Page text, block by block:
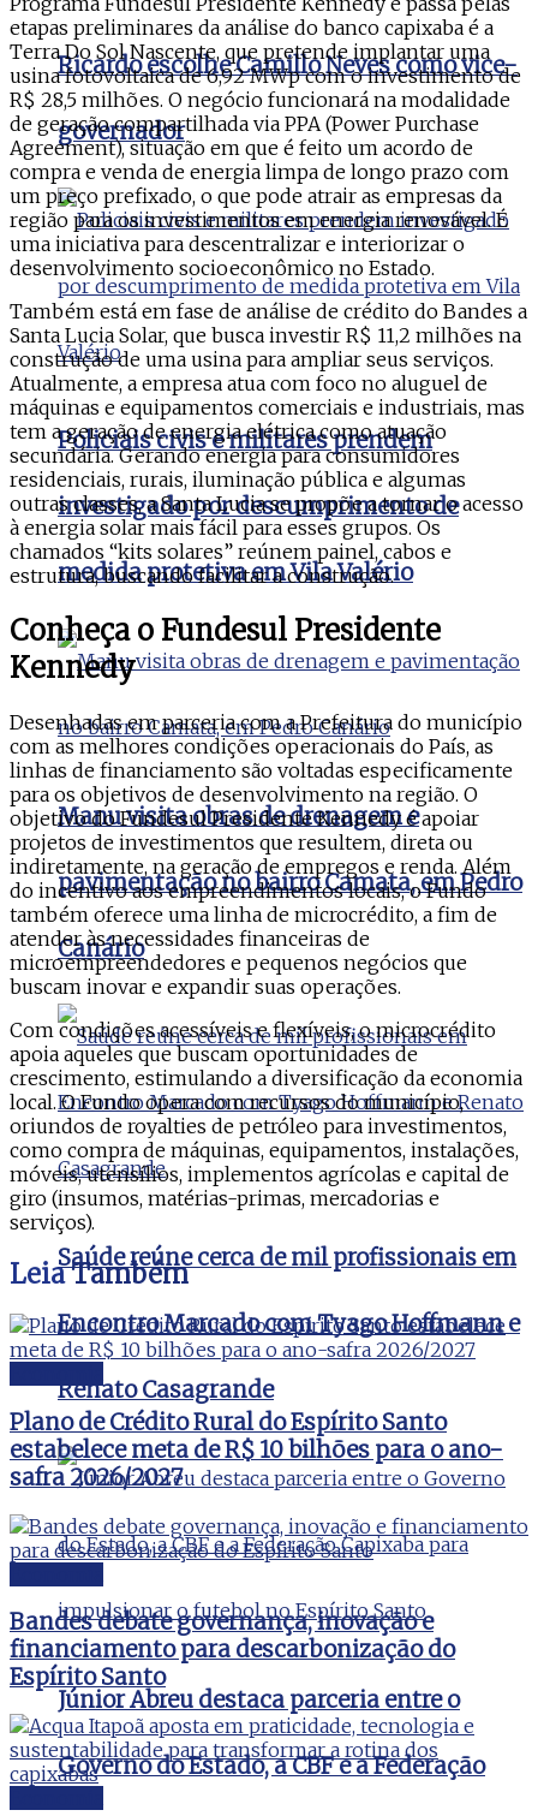
Ricardo escolhe Camillo Neves como vice-
governador
Policiais civis e militares prendem
investigado por descumprimento de
medida protetiva em Vila Valério
Manu visita obras de drenagem e
pavimentação no bairro Camata, em Pedro
Canário
Saúde reúne cerca de mil profissionais em
Encontro Marcado com Tyago Hoffmann e
Renato Casagrande
Júnior Abreu destaca parceria entre o
Governo do Estado, a CBF e a Federação
etapas preliminares da análise do banco capixaba é a
Terra Do Sol Nascente, que pretende implantar uma
usina fotovoltaica de 6,92 MWp com o investimento de
R$ 28,5 milhões. O negócio funcionará na modalidade
de geração compartilhada via PPA (Power Purchase
Agreement), situação em que é feito um acordo de
compra e venda de energia limpa de longo prazo com
um preço prefixado, o que pode atrair as empresas da
região para os investimentos em energia renovável. É
uma iniciativa para descentralizar e interiorizar o
desenvolvimento socioeconômico no Estado.
Também está em fase de análise de crédito do Bandes a
Santa Lucia Solar, que busca investir R$ 11,2 milhões na
construção de uma usina para ampliar seus serviços.
Atualmente, a empresa atua com foco no aluguel de
máquinas e equipamentos comerciais e industriais, mas
tem a geração de energia elétrica como atuação
secundária. Gerando energia para consumidores
residenciais, rurais, iluminação pública e algumas
outras classes, a Santa Lucia se propõe a tornar o acesso
à energia solar mais fácil para esses grupos. Os
chamados “kits solares” reúnem painel, cabos e
estrutura, buscando facilitar a construção.
Conheça o Fundesul Presidente
Kennedy
Desenhadas em parceria com a Prefeitura do município
com as melhores condições operacionais do País, as
linhas de financiamento são voltadas especificamente
para os objetivos de desenvolvimento na região. O
objetivo do Fundesul Presidente Kennedy é apoiar
projetos de investimentos que resultem, direta ou
indiretamente, na geração de empregos e renda. Além
do incentivo aos empreendimentos locais, o Fundo
também oferece uma linha de microcrédito, a fim de
atender às necessidades financeiras de
microempreendedores e pequenos negócios que
buscam inovar e expandir suas operações.
Com condições acessíveis e flexíveis, o microcrédito
apoia aqueles que buscam oportunidades de
crescimento, estimulando a diversificação da economia
local. O Fundo opera com recursos do município,
oriundos de royalties de petróleo para investimentos,
como compra de máquinas, equipamentos, instalações,
móveis, utensílios, implementos agrícolas e capital de
giro (insumos, matérias-primas, mercadorias e
serviços).
LeiaTambém
Plano de Crédito Rural do Espírito Santo
estabelece meta de R$ 10 bilhões para o ano-
safra 2026/2027
Bandes debate governança, inovação e
financiamento para descarbonização do
Espírito Santo